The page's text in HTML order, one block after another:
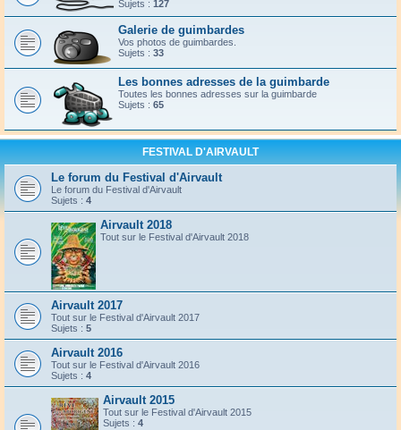
Sujets : 127
Galerie de guimbardes
Vos photos de guimbardes.
Sujets : 33
Les bonnes adresses de la guimbarde
Toutes les bonnes adresses sur la guimbarde
Sujets : 65
FESTIVAL D'AIRVAULT
Le forum du Festival d'Airvault
Le forum du Festival d'Airvault
Sujets : 4
Airvault 2018
Tout sur le Festival d'Airvault 2018
Airvault 2017
Tout sur le Festival d'Airvault 2017
Sujets : 5
Airvault 2016
Tout sur le Festival d'Airvault 2016
Sujets : 4
Airvault 2015
Tout sur le Festival d'Airvault 2015
Sujets : 4